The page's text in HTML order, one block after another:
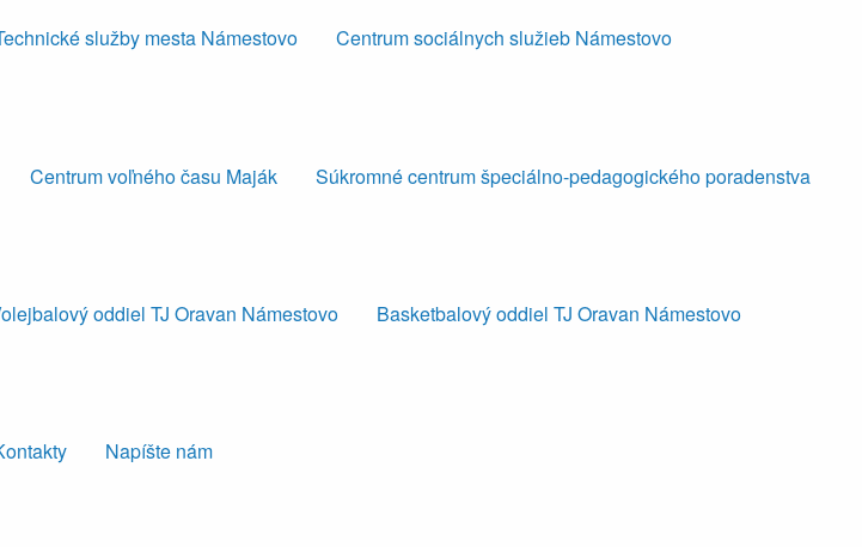
služby mesta Námestovo
Centrum sociálnych služieb Námestovo
Centrum voľného času Maják
Súkromné centrum špeciálno-pedagogického poradenstva
oddiel TJ Oravan Námestovo
Basketbalový oddiel TJ Oravan Námestovo
Napíšte nám